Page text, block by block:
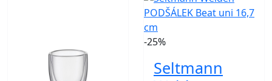
-25%
Seltmann